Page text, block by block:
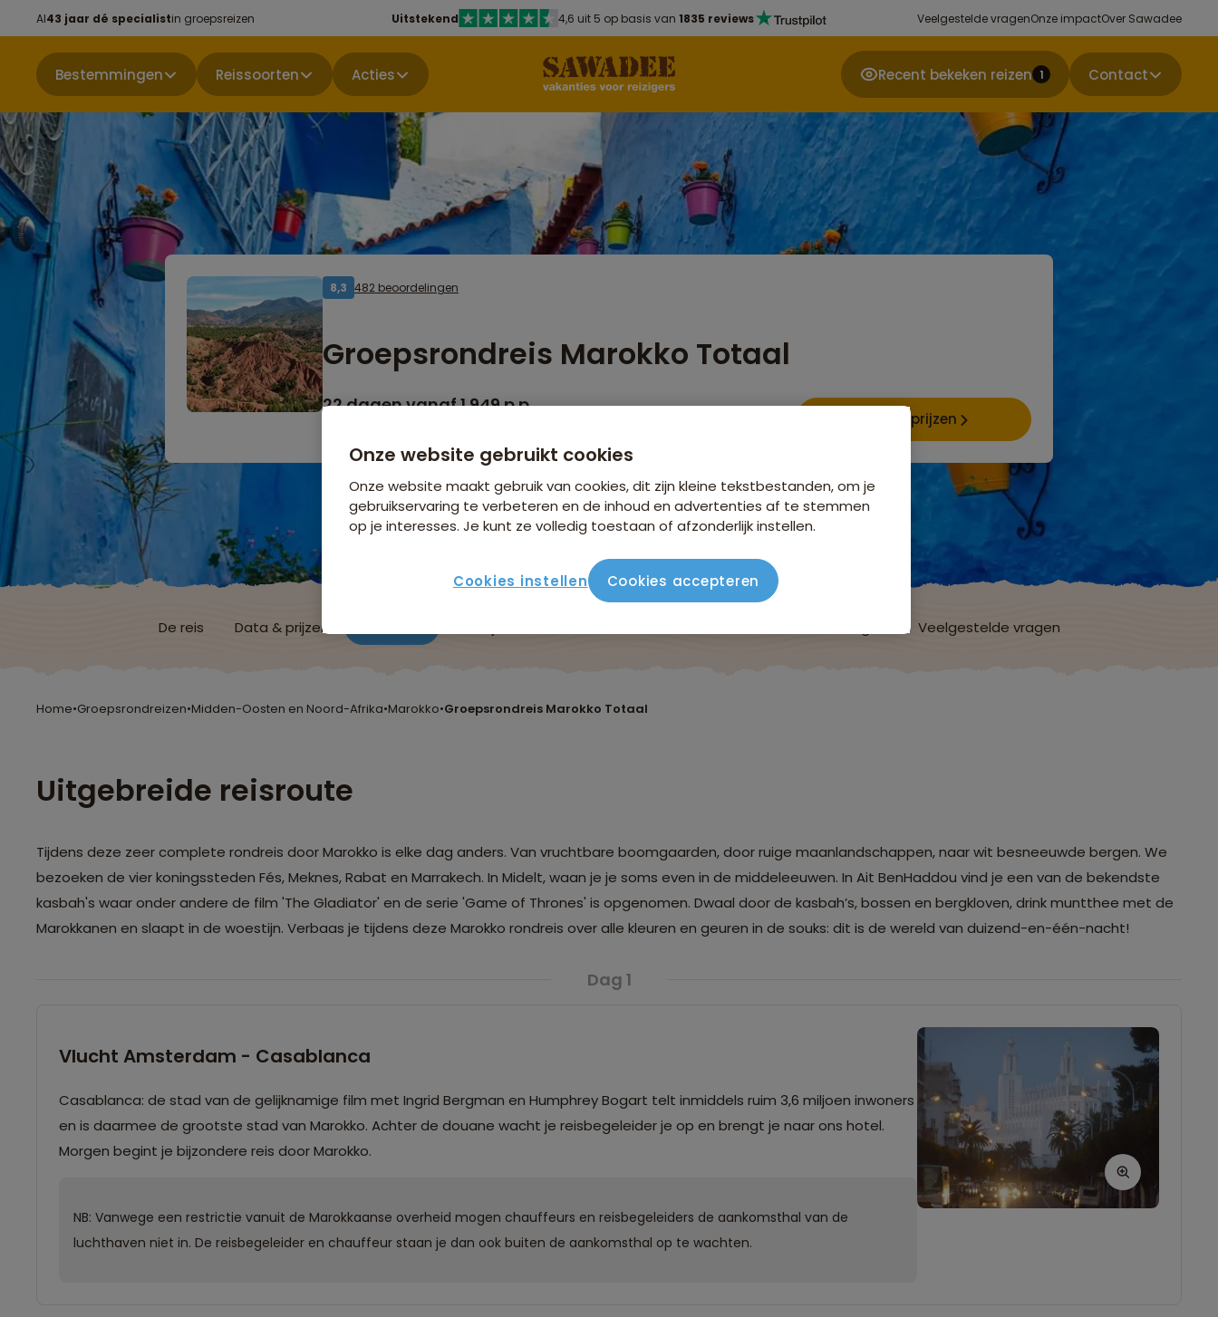
Al43 jaar dé specialistin groepsreizen Uitstekend 4,6 uit 5 op basis van 1835 reviews Veelgestelde vragenOnze impactOver Sawadee
Bestemmingen Reissoorten Acties Recent bekeken reizen 1 Contact
8,3 482 beoordelingen
Groepsrondreis Marokko Totaal
22 dagen vanaf 1.949 p.p.
Data & prijzen
De reis Data & prijzen Veelgestelde vragen
Home•Groepsrondreizen•Midden-Oosten en Noord-Afrika•Marokko•Groepsrondreis Marokko Totaal
Uitgebreide reisroute
Tijdens deze zeer complete rondreis door Marokko is elke dag anders. Van vruchtbare boomgaarden, door ruige maanlandschappen, naar wit besneeuwde bergen. We
bezoeken de vier koningssteden Fés, Meknes, Rabat en Marrakech. In Midelt, waan je je soms even in de middeleeuwen. In Ait BenHaddou vind je een van de bekendste
kasbah's waar onder andere de film 'The Gladiator' en de serie 'Game of Thrones' is opgenomen. Dwaal door de kasbah’s, bossen en bergkloven, drink muntthee met de
Marokkanen en slaapt in de woestijn. Verbaas je tijdens deze Marokko rondreis over alle kleuren en geuren in de souks: dit is de wereld van duizend-en-één-nacht!
Dag 1
Vlucht Amsterdam - Casablanca
Casablanca: de stad van de gelijknamige film met Ingrid Bergman en Humphrey Bogart telt inmiddels ruim 3,6 miljoen inwoners
en is daarmee de grootste stad van Marokko. Achter de douane wacht je reisbegeleider je op en brengt je naar ons hotel.
Morgen begint je bijzondere reis door Marokko.
NB: Vanwege een restrictie vanuit de Marokkaanse overheid mogen chauffeurs en reisbegeleiders de aankomsthal van de
luchthaven niet in. De reisbegeleider en chauffeur staan je dan ook buiten de aankomsthal op te wachten.
Onze website gebruikt cookies
Onze website maakt gebruik van cookies, dit zijn kleine tekstbestanden, om je
gebruikservaring te verbeteren en de inhoud en advertenties af te stemmen
op je interesses. Je kunt ze volledig toestaan of afzonderlijk instellen.
Cookies instellen Cookies accepteren